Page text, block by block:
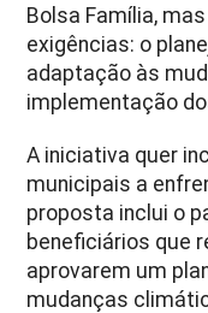
Bolsa Família,
exigências: o
adaptação às
implementação
A iniciativa quer
municipais a
proposta inclui o
beneficiários que
aprovarem um
mudanças